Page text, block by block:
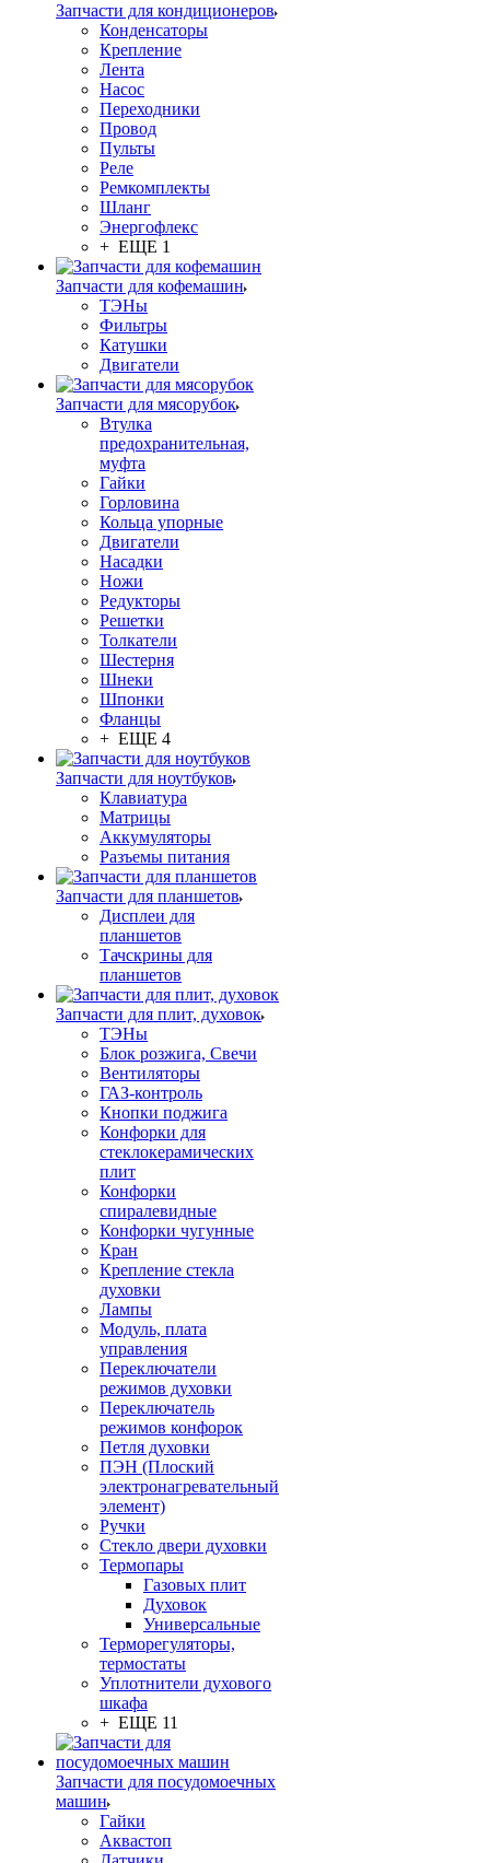
Запчасти для кондиционеров
Конденсаторы
Крепление
Лента
Насос
Переходники
Провод
Пульты
Реле
Ремкомплекты
Шланг
Энергофлекс
+ ЕЩЕ 1
Запчасти для кофемашин
ТЭНы
Фильтры
Катушки
Двигатели
Запчасти для мясорубок
Втулка
предохранительная,
муфта
Гайки
Горловина
Кольца упорные
Двигатели
Насадки
Ножи
Редукторы
Решетки
Толкатели
Шестерня
Шнеки
Шпонки
Фланцы
+ ЕЩЕ 4
Запчасти для ноутбуков
Клавиатура
Матрицы
Аккумуляторы
Разъемы питания
Запчасти для планшетов
Дисплеи для
планшетов
Тачскрины для
планшетов
Запчасти для плит, духовок
ТЭНы
Блок розжига, Свечи
Вентиляторы
ГАЗ-контроль
Кнопки поджига
Конфорки для
стеклокерамических
плит
Конфорки
спиралевидные
Конфорки чугунные
Кран
Крепление стекла
духовки
Лампы
Модуль, плата
управления
Переключатели
режимов духовки
Переключатель
режимов конфорок
Петля духовки
ПЭН (Плоский
электронагревательный
элемент)
Ручки
Стекло двери духовки
Термопары
Газовых плит
Духовок
Универсальные
Терморегуляторы,
термостаты
Уплотнители духового
шкафа
+ ЕЩЕ 11
Запчасти для посудомоечных
машин
Гайки
Аквастоп